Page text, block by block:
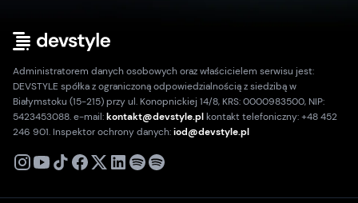
Administratorem danych osobowych oraz właścicielem serwisu jest:
DEVSTYLE spółka z ograniczoną odpowiedzialnością z siedzibą w
Białymstoku (15-215) przy ul. Konopnickiej 14/8, KRS: 0000983500, NIP:
5423453088. e-mail:kontakt@devstyle.plkontakt telefoniczny: +48 452
246 901. Inspektor ochrony danych:iod@devstyle.pl
X